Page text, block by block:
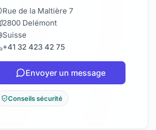
Rue de la Maltière 7
2800 Delémont
Suisse
+41 32 423 42 75
Envoyer un message
Conseils sécurité